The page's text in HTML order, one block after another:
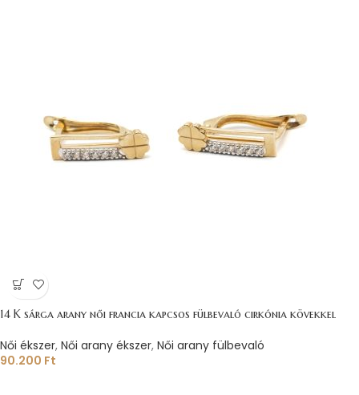
14 K sárga arany női francia kapcsos fülbevaló cirkónia kövekkel
Női ékszer, Női arany ékszer, Női arany fülbevaló
90.200 Ft